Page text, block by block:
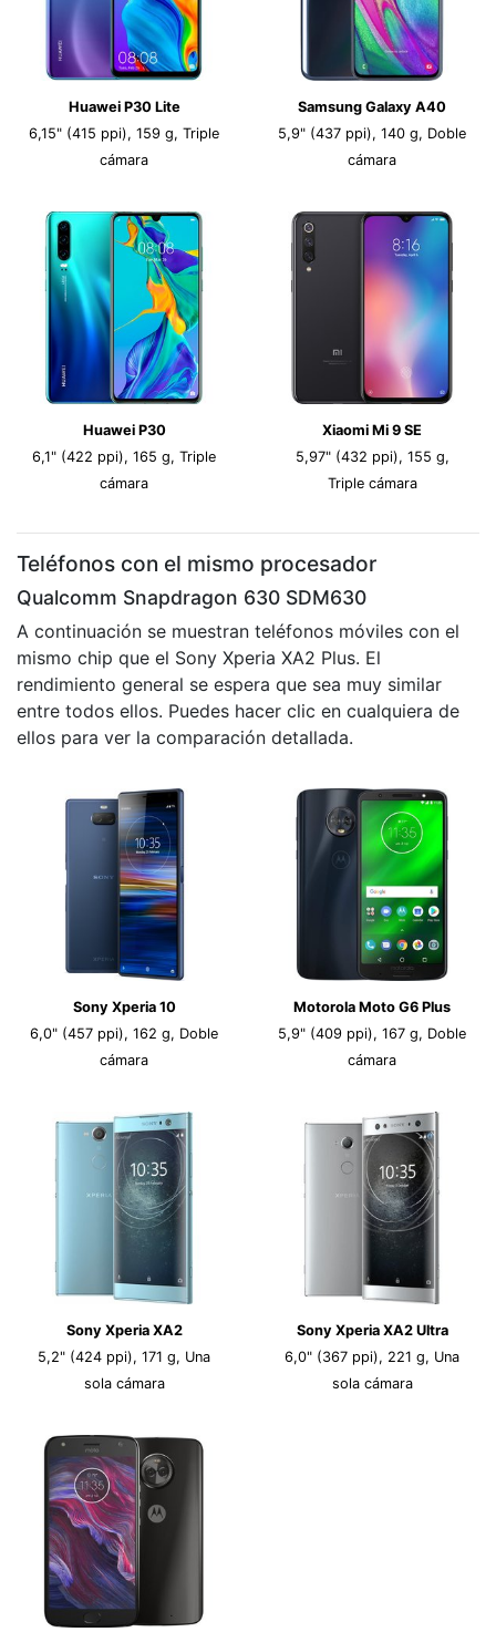
Huawei P30 Lite
6,15" (415 ppi), 159 g, Triple
cámara
Samsung Galaxy A40
5,9" (437 ppi), 140 g, Doble
cámara
Huawei P30
6,1" (422 ppi), 165 g, Triple
cámara
Xiaomi Mi 9 SE
5,97" (432 ppi), 155 g,
Triple cámara
Teléfonos con el mismo procesador
Qualcomm Snapdragon 630 SDM630
A continuación se muestran teléfonos móviles con el
mismo chip que el Sony Xperia XA2 Plus. El
rendimiento general se espera que sea muy similar
entre todos ellos. Puedes hacer clic en cualquiera de
ellos para ver la comparación detallada.
Sony Xperia 10
6,0" (457 ppi), 162 g, Doble
cámara
Motorola Moto G6 Plus
5,9" (409 ppi), 167 g, Doble
cámara
Sony Xperia XA2
5,2" (424 ppi), 171 g, Una
sola cámara
Sony Xperia XA2 Ultra
6,0" (367 ppi), 221 g, Una
sola cámara